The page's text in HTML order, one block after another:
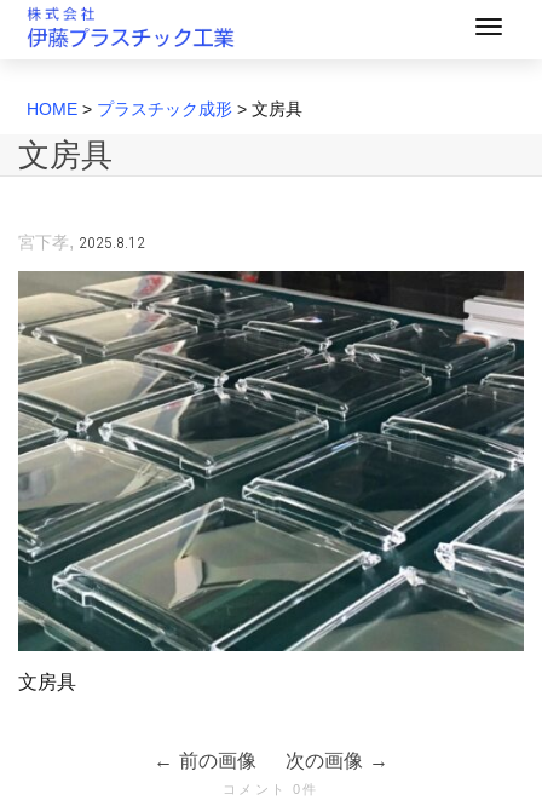
HOME > プラスチック成形 >文房具
文房具
宮下孝, 2025.8.12
文房具
前の画像 次の画像
コメント 0件